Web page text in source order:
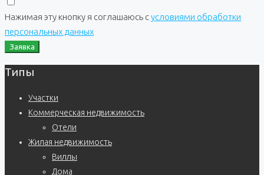
Нажимая эту кнопку я соглашаюсь сусловиями обработки
персональных данных
Заявка
Типы
Участки
Коммерческая недвижимость
Отели
Жилая недвижимость
Виллы
Дома